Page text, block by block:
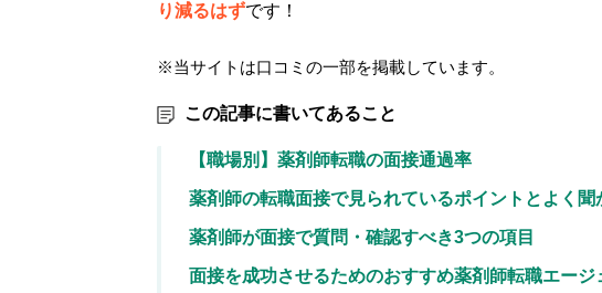
り減るはずです！
※当サイトは口コミの一部を掲載しています。
この記事に書いてあること
【職場別】薬剤師転職の面接通過率
薬剤師の転職面接で見られているポイントとよく聞
薬剤師が面接で質問・確認すべき3つの項目
面接を成功させるためのおすすめ薬剤師転職エージ